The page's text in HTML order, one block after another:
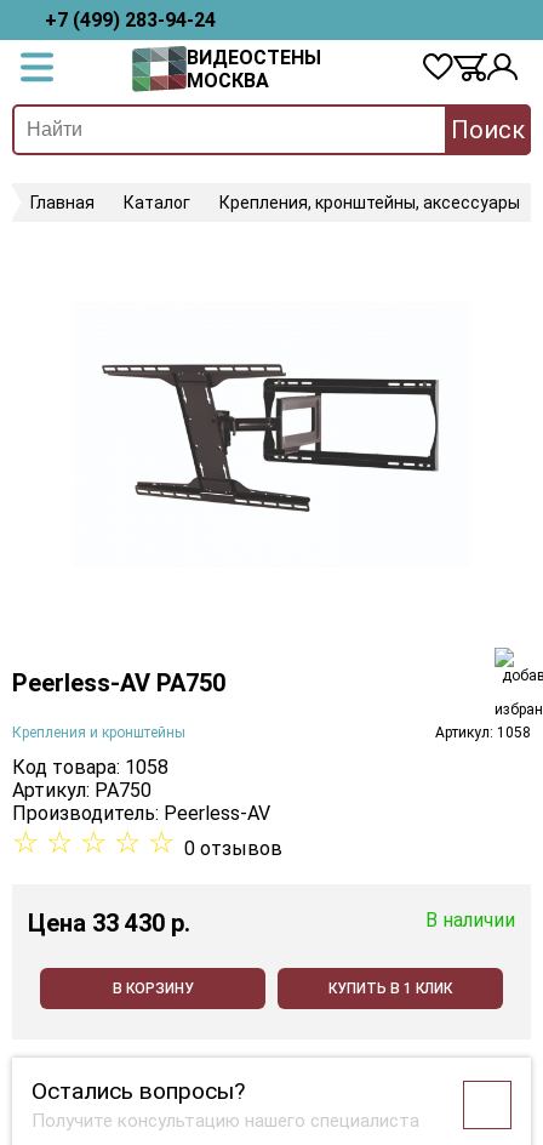
+7 (499) 283-94-24
ВИДЕОСТЕНЫ
МОСКВА
Поиск
Главная Каталог Крепления, кронштейны, аксессуары
Peerless-AV PA750
Крепления и кронштейны Артикул: 1058
Код товара: 1058
Артикул: PA750
Производитель: Peerless-AV
☆ ☆ ☆ ☆ ☆ 0 отзывов
Цена 33 430 p. В наличии
В КОРЗИНУ КУПИТЬ В 1 КЛИК
Остались вопросы?
Получите консультацию нашего специалиста